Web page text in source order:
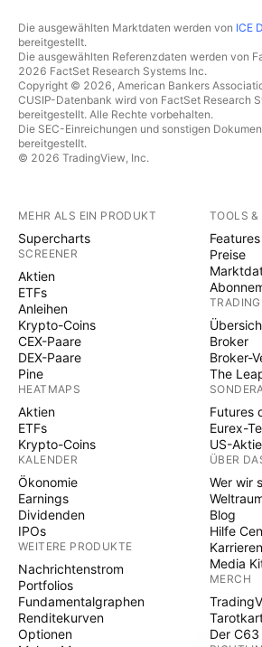
Die ausgewählten Marktdaten werden von ICE
bereitgestellt.
Die ausgewählten Referenzdaten werden von
2026 FactSet Research Systems Inc.
Copyright © 2026, American Bankers
CUSIP-Datenbank wird von FactSet Research
bereitgestellt. Alle Rechte vorbehalten.
Die SEC-Einreichungen und sonstigen
bereitgestellt.
© 2026 TradingView, Inc.
MEHR ALS EIN PRODUKT
Supercharts
SCREENER
Aktien
ETFs
Anleihen
Krypto-Coins
CEX-Paare
DEX-Paare
Pine
HEATMAPS
Aktien
ETFs
Krypto-Coins
KALENDER
Ökonomie
Earnings
Dividenden
IPOs
WEITERE PRODUKTE
Nachrichtenstrom
Portfolios
Fundamentalgraphen
Renditekurven
Optionen
TOOLS &
Features
Preise
TRADING
Broker
Broker-
The
Futures
Eurex-
US-
ÜBER
Wer wir
Blog
Hilfe
Karrieren
Media
MERCH
Der